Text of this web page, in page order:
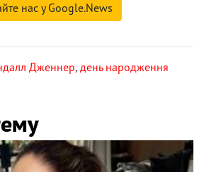
нас у Google.News
Дженнер, день народження